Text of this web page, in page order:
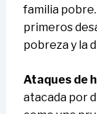
familia
primeros
pobreza y la
Ataques de
atacada por